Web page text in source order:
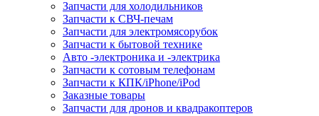
Запчасти для холодильников
Запчасти к СВЧ-печам
Запчасти для электромясорубок
Запчасти к бытовой технике
Авто -электроника и -электрика
Запчасти к сотовым телефонам
Запчасти к КПК/iPhone/iPod
Заказные товары
Запчасти для дронов и квадракоптеров